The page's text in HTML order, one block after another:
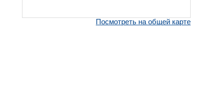
Посмотреть на общей карте